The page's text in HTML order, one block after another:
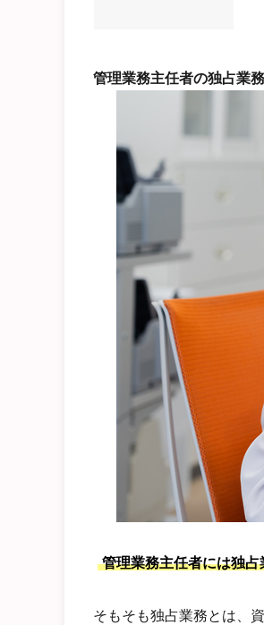
管理業務主任者の独占業
管理業務主任者には独
そもそも独占業務とは、